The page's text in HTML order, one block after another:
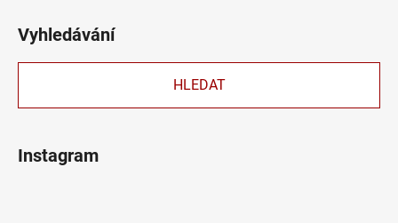
Vyhledávání
HLEDAT
Instagram